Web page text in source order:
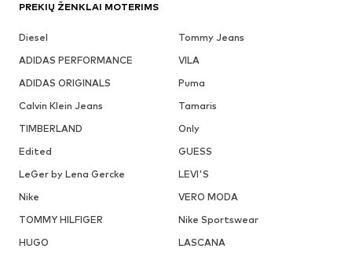
PREKIŲ ŽENKLAI MOTERIMS
Diesel
Tommy Jeans
ADIDAS PERFORMANCE
VILA
ADIDAS ORIGINALS
Puma
Calvin Klein Jeans
Tamaris
TIMBERLAND
Only
Edited
GUESS
LeGer by Lena Gercke
LEVI'S
Nike
VERO MODA
TOMMY HILFIGER
Nike Sportswear
HUGO
LASCANA